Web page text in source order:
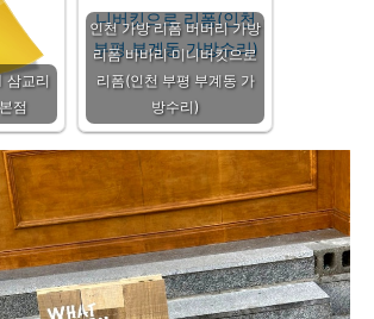
삼교리
점
인천 가방 리폼 버버리 가방
리폼 바바리 미니버킷으로
리폼(인천 부평 부계동 가
방수리)